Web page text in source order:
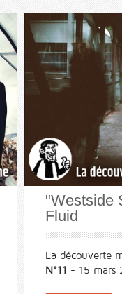
"Westside
Fluid
La découverte
N°11 - 15 mars